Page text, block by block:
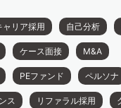
ャリア採用 自己分析
ケース面接 M&A
PEファンド ペルソナ
ス リファラル採用